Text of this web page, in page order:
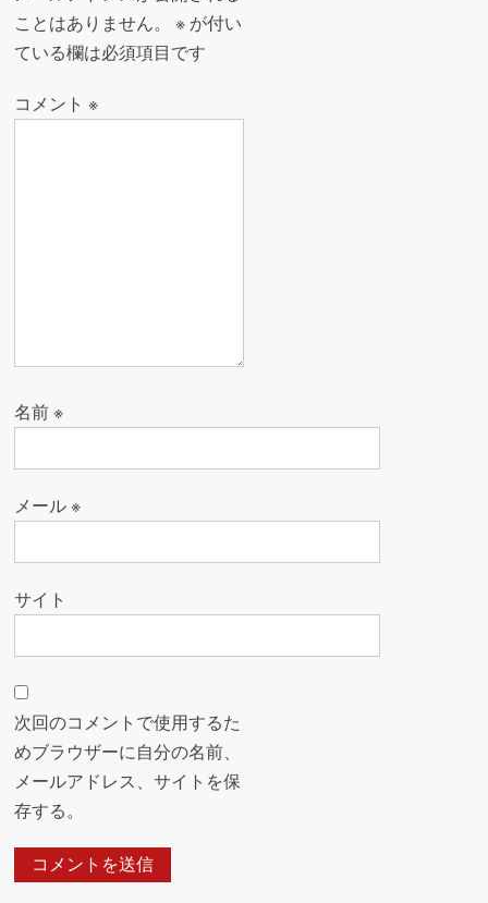
ー
シ
ョ
ことはありません。
※ が付い
ている欄は必須項目です
コメント※
名前※
メール※
サイト
次回のコメントで使用するた
めブラウザーに自分の名前、
メールアドレス、サイトを保
存する。